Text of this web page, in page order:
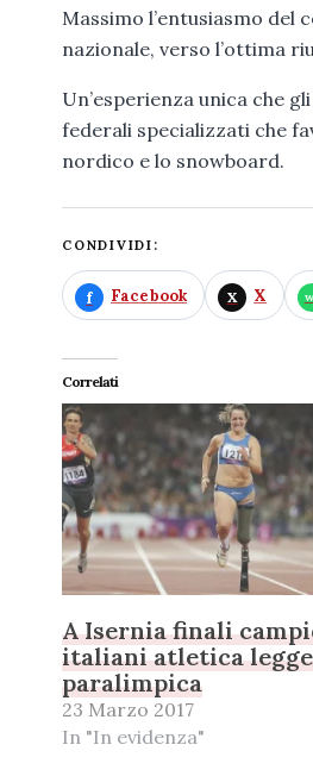
Massimo l’entusiasmo
nazionale, verso l’ottima
Un’esperienza unica che
federali specializzati che
nordico e lo snowboard.
CONDIVIDI:
Facebook X
Correlati
A Isernia finali
italiani atletica
paralimpica
23 Marzo 2017
In "In evidenza"